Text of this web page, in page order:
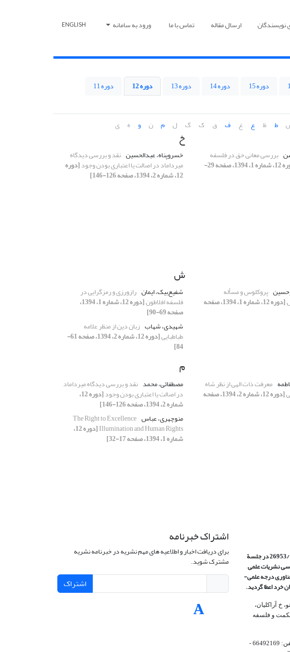
نویسندگان ارسال مقاله تماس با ما ورود به سامانه ENGLISH
دوره 15 دوره 14 دوره 13 دوره 12
دوره 11
ط ظ ع غ ف ق ک گ ل م ن و ه ی
بررسی معانی حق در فلسفه
[دوره 12، شماره 1، 1394، صفحه 29-
خ
خسروپناه، عبدالحسین نقد و بررسی دیدگاه
میرداماد در اصالت یا اعتباری بودن وجود[دوره
12، شماره 2، 1394، صفحه 126-146]
پروکلوس و مسأله
[دوره 12، شماره 1، 1394، صفحه
ش
شفیع‌بیک، ایمان رازورزی و رمزگرایی در
فلسفه‌ افلاطون [دوره 12، شماره 1، 1394،
صفحه 69-90]
شهیدی، شهاب زبان دین از منظر علامه
طباطبایی [دوره 12، شماره 2، 1394، صفحه 61-
84]
معرفت ذات الهی از نظر شاه
[دوره 12، شماره 2، 1394، صفحه
م
مصطفائی، محمد نقد و بررسی دیدگاه میرداماد
در اصالت یا اعتباری بودن وجود [دوره 12،
شماره 2، 1394، صفحه 126-146]
منوچهری، عباس The Right to Excellence
Illumination and Human Rights [دوره 12،
شماره 1، 1394، صفحه 17-32]
براساس نامه شماره 26953/11/3/89 در جلسة
نشریات علمی
درجه علمی‌-
خرد اعطا گردید.
خ آراکلیان،
حکمت و فلسفه
کدپستی: 1133614816، تلفن: 66492169 -
اشتراک خبرنامه
برای دریافت اخبار و اطلاعیه های مهم نشریه در خبرنامه نشریه
مشترک شوید.
اشتراک